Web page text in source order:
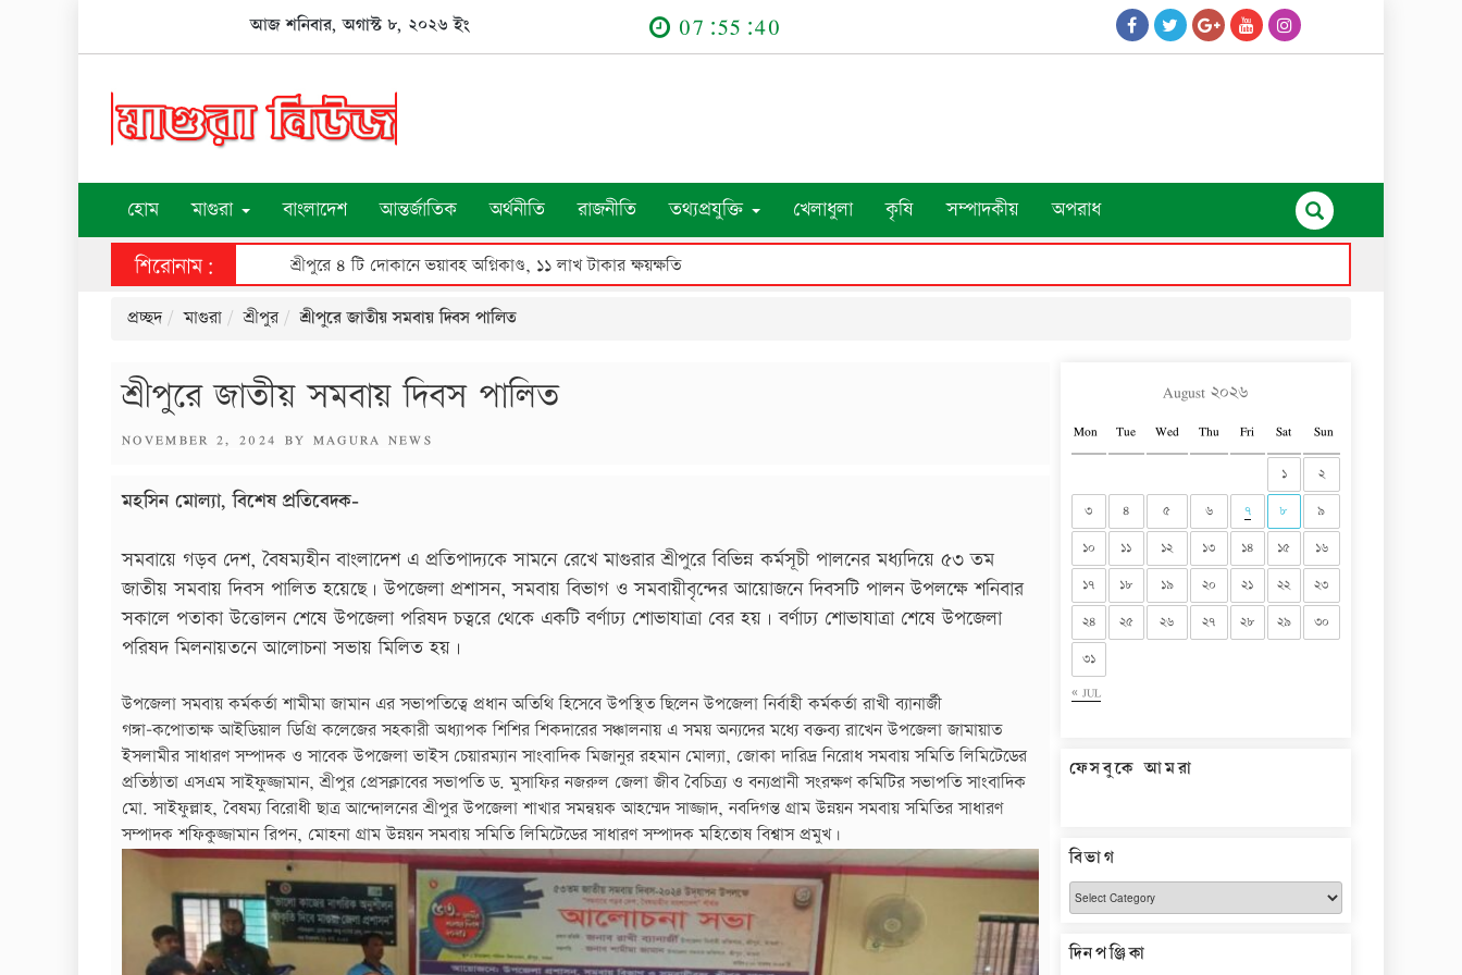
আজ শনিবার, অগাস্ট ৮, ২০২৬ ইং 07:55:41
হোম মাগুরা বাংলাদেশ আন্তর্জাতিক অর্থনীতি রাজনীতি তথ্যপ্রযুক্তি খেলাধুলা কৃষি সম্পাদকীয় অপরাধ
শিরোনাম: শ্রীপুরে ৪ টি দোকানে ভয়াবহ অগ্নিকাণ্ড, ১১ লাখ টাকার ক্ষয়ক্ষতি
প্রচ্ছদ মাগুরা শ্রীপুর শ্রীপুরে জাতীয় সমবায় দিবস পালিত
শ্রীপুরে জাতীয় সমবায় দিবস পালিত
POSTED
NOVEMBER 2, 2024 BY MAGURA NEWS
মহসিন মোল্যা, বিশেষ প্রতিবেদক-
সমবায়ে গড়ব দেশ, বৈষম্যহীন বাংলাদেশ এ প্রতিপাদ্যকে সামনে রেখে মাগুরার শ্রীপুরে বিভিন্ন কর্মসূচী পালনের মধ্যদিয়ে ৫৩ তম
জাতীয় সমবায় দিবস পালিত হয়েছে। উপজেলা প্রশাসন, সমবায় বিভাগ ও সমবায়ীবৃন্দের আয়োজনে দিবসটি পালন উপলক্ষে শনিবার
সকালে পতাকা উত্তোলন শেষে উপজেলা পরিষদ চত্বরে থেকে একটি বর্ণাঢ্য শোভাযাত্রা বের হয়। বর্ণাঢ্য শোভাযাত্রা শেষে উপজেলা
পরিষদ মিলনায়তনে আলোচনা সভায় মিলিত হয়।
উপজেলা সমবায় কর্মকর্তা শামীমা জামান এর সভাপতিত্বে প্রধান অতিথি হিসেবে উপস্থিত ছিলেন উপজেলা নির্বাহী কর্মকর্তা রাখী ব্যানার্জী
গঙ্গা-কপোতাক্ষ আইডিয়াল ডিগ্রি কলেজের সহকারী অধ্যাপক শিশির শিকদারের সঞ্চালনায় এ সময় অন্যদের মধ্যে বক্তব্য রাখেন উপজেলা জামায়াত
ইসলামীর সাধারণ সম্পাদক ও সাবেক উপজেলা ভাইস চেয়ারম্যান সাংবাদিক মিজানুর রহমান মোল্যা, জোকা দারিদ্র নিরোধ সমবায় সমিতি লিমিটেডের
প্রতিষ্ঠাতা এসএম সাইফুজ্জামান, শ্রীপুর প্রেসক্লাবের সভাপতি ড. মুসাফির নজরুল জেলা জীব বৈচিত্র্য ও বন্যপ্রানী সংরক্ষণ কমিটির সভাপতি সাংবাদিক
মো. সাইফুল্লাহ, বৈষম্য বিরোধী ছাত্র আন্দোলনের শ্রীপুর উপজেলা শাখার সমন্বয়ক আহম্মেদ সাজ্জাদ, নবদিগন্ত গ্রাম উন্নয়ন সমবায় সমিতির সাধারণ
সম্পাদক শফিকুজ্জামান রিপন, মোহনা গ্রাম উন্নয়ন সমবায় সমিতি লিমিটেডের সাধারণ সম্পাদক মহিতোষ বিশ্বাস প্রমুখ।
August ২০২৬
Mon Tue Wed Thu Fri Sat Sun
« JUL
১
২
৩
৪ ৫ ৬ ৭ ৮
৯
১০
১১ ১২ ১৩ ১৪ ১৫
১৬
১৭
১৮ ১৯ ২০ ২১ ২২
২৩
২৪
২৫ ২৬ ২৭ ২৮ ২৯
৩০
৩১
ফেসবুকে আমরা
বিভাগ
বিভাগ
দিনপঞ্জিকা